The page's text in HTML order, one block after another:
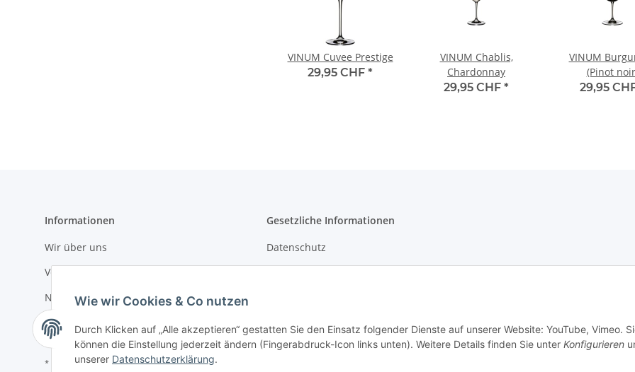
VINUM Cuvee Prestige
29,95 CHF *
VINUM Chablis,
Chardonnay
29,95 CHF *
VINUM
(Pinot
29,95
Informationen
Wir über uns
Versandinformationen
Newsletter
Gesetzliche Informationen
Datenschutz
Impressum
* Alle Preise inkl. gesetzlicher USt., zzgl.Versand
Wie wir Cookies & Co nutzen
Durch Klicken auf „Alle akzeptieren“ gestatten Sie den Einsatz folgender Dienste auf unserer Website: YouTube, Vimeo.
können die Einstellung jederzeit ändern (Fingerabdruck-Icon links unten). Weitere Details finden Sie unter Konfigurieren
unserer Datenschutzerklärung.